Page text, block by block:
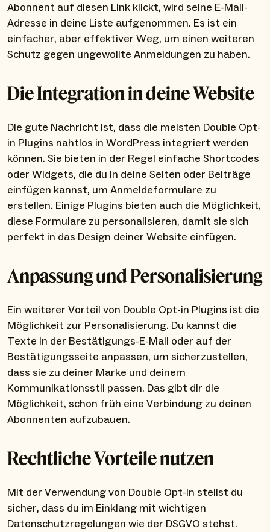
Abonnent auf diesen Link klickt, wird seine E-Mail-
Adresse in deine Liste aufgenommen. Es ist ein
einfacher, aber effektiver Weg, um einen weiteren
Schutz gegen ungewollte Anmeldungen zu haben.
Die Integration in deine Website
Die gute Nachricht ist, dass die meisten Double Opt-
in Plugins nahtlos in WordPress integriert werden
können. Sie bieten in der Regel einfache Shortcodes
oder Widgets, die du in deine Seiten oder Beiträge
einfügen kannst, um Anmeldeformulare zu
erstellen. Einige Plugins bieten auch die Möglichkeit,
diese Formulare zu personalisieren, damit sie sich
perfekt in das Design deiner Website einfügen.
Anpassung und Personalisierung
Ein weiterer Vorteil von Double Opt-in Plugins ist die
Möglichkeit zur Personalisierung. Du kannst die
Texte in der Bestätigungs-E-Mail oder auf der
Bestätigungsseite anpassen, um sicherzustellen,
dass sie zu deiner Marke und deinem
Kommunikationsstil passen. Das gibt dir die
Möglichkeit, schon früh eine Verbindung zu deinen
Abonnenten aufzubauen.
Rechtliche Vorteile nutzen
Mit der Verwendung von Double Opt-in stellst du
sicher, dass du im Einklang mit wichtigen
Datenschutzregelungen wie der DSGVO stehst.